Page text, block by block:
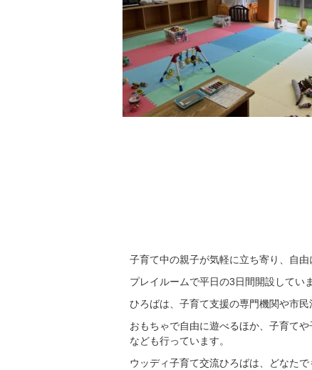
子育て中の親子が気軽に立ち寄り、自由
プレイルームで平日の3日間開設していま
ひろばは、子育て支援の専門機関や市
おもちゃで自由に遊べるほか、子育て
なども行っています。
ウッディ子育て交流ひろばは、どなたで